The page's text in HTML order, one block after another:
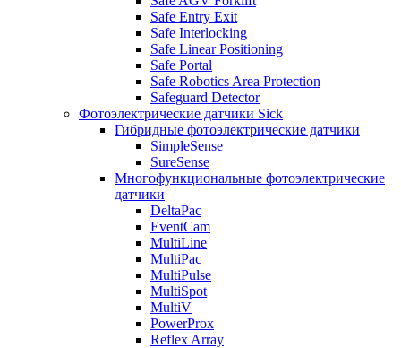
Safe Entry Exit
Safe Interlocking
Safe Linear Positioning
Safe Portal
Safe Robotics Area Protection
Safeguard Detector
Фотоэлектрические датчики Sick
Гибридные фотоэлектрические датчики
SimpleSense
SureSense
Многофункциональные фотоэлектрические
датчики
DeltaPac
EventCam
MultiLine
MultiPac
MultiPulse
MultiSpot
MultiV
PowerProx
Reflex Array